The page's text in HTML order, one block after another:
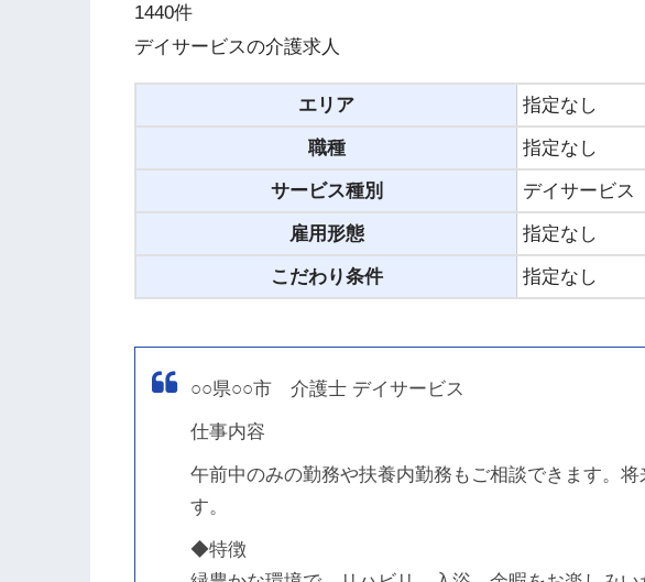
1440件
デイサービスの介護求人
エリア 指定なし
職種 指定なし
サービス種別 デイサービス
雇用形態 指定なし
こだわり条件 指定なし
○○県○○市 介護士 デイサービス
仕事内容
午前中のみの勤務や扶養内勤務もご相談できます。
す。
◆特徴